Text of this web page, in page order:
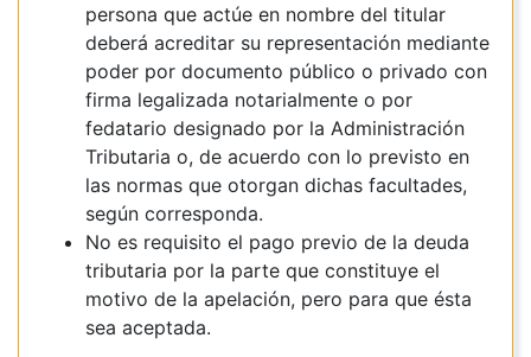
persona que actúe en nombre del titular
deberá acreditar su representación mediante
poder por documento público o privado con
firma legalizada notarialmente o por
fedatario designado por la Administración
Tributaria o, de acuerdo con lo previsto en
las normas que otorgan dichas facultades,
según corresponda.
No es requisito el pago previo de la deuda
tributaria por la parte que constituye el
motivo de la apelación, pero para que ésta
sea aceptada.